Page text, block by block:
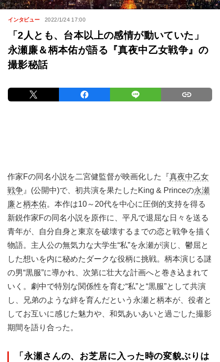
インタビュー 2022/1/24 17:00
「2人とも、台本以上の感情が動いていた」
永瀬廉＆柄本佑が語る『真夜中乙女戦争』の
撮影秘話
作家Fの同名小説を二宮健監督が映画化した『真夜中乙女
戦争 』(公開中)で、初共演を果たしたKing & Princeの永瀬
廉と柄本佑。本作は10～20代を中心に圧倒的支持を得る
新鋭作家Fの同名小説を原作に、平凡で退屈な日々を送る
青年が、自分自身と東京を破壊するまでの恋と戦争を描く
物語。主人公の無気力な大学生“私”を永瀬が演じ、鬱屈と
した想いを内に秘めたダークな役柄に挑戦。柄本演じる謎
の男“黒服”に導かれ、次第に壮大な計画へと巻き込まれて
いく。劇中で特別な関係性を育む“私”と“黒服”として共演
し、兄弟のような絆を育んだという永瀬と柄本が、役者と
してお互いに感じた魅力や、和気あいあいと過ごした撮影
期間を語り合った。
「永瀬さんの、お芝居に入った時の変貌ぶりは